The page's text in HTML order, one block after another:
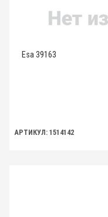
Esa 39163
АРТИКУЛ: 1514142